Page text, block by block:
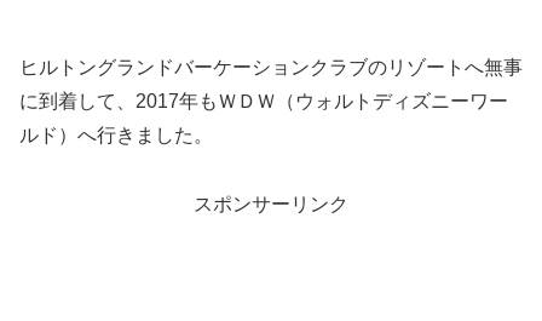
ヒルトングランドバーケーションクラブのリゾートへ無事
に到着して、2017年もＷＤＷ（ウォルトディズニーワー
ルド）へ行きました。
スポンサーリンク